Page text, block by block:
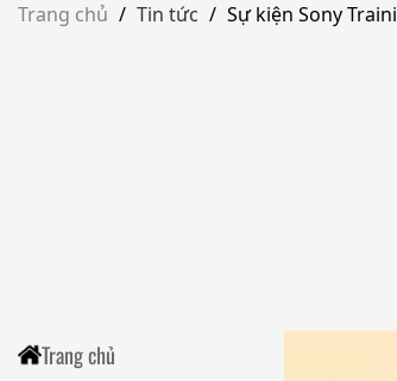
Trang chủ / Tin tức / Sự kiện Sony
Trang chủ